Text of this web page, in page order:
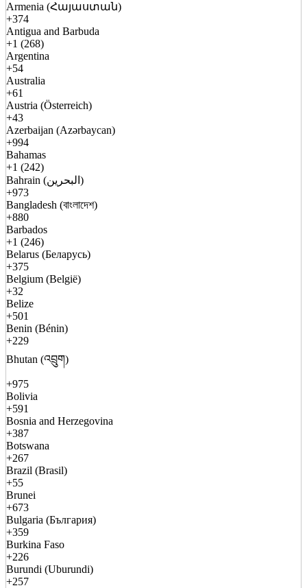
Armenia (Հայաստան)
+374
Antigua and Barbuda
+1 (268)
Argentina
+54
Australia
+61
Austria (Österreich)
+43
Azerbaijan (Azərbaycan)
+994
Bahamas
+1 (242)
Bahrain (البحرين)
+973
Bangladesh (বাংলাদেশ)
+880
Barbados
+1 (246)
Belarus (Беларусь)
+375
Belgium (België)
+32
Belize
+501
Benin (Bénin)
+229
Bhutan (འབྲུག)
+975
Bolivia
+591
Bosnia and Herzegovina
+387
Botswana
+267
Brazil (Brasil)
+55
Brunei
+673
Bulgaria (България)
+359
Burkina Faso
+226
Burundi (Uburundi)
+257